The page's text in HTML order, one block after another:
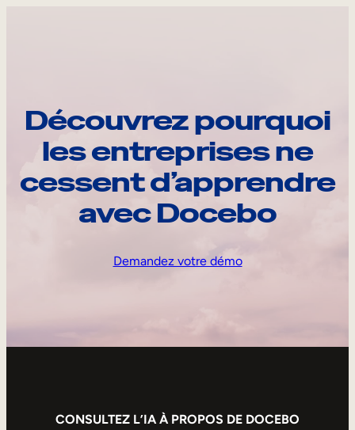
Découvrez pourquoi
les entreprises ne
cessent d’apprendre
avec Docebo
Demandez votre démo
CONSULTEZ L’IA À PROPOS DE DOCEBO